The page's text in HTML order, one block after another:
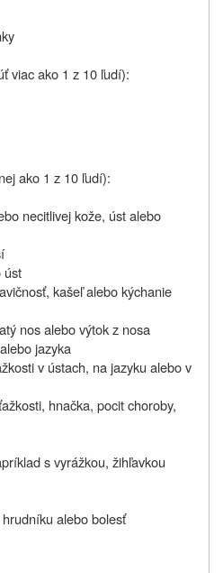
viac ako 1 z 10 ľudí):
ako 1 z 10 ľudí):
necitlivej kože, úst alebo
úst
kašeľ alebo kýchanie
nos alebo výtok z nosa
jazyka
v ústach, na jazyku alebo v
hnačka, pocit choroby,
s vyrážkou, žihľavkou
alebo bolesť